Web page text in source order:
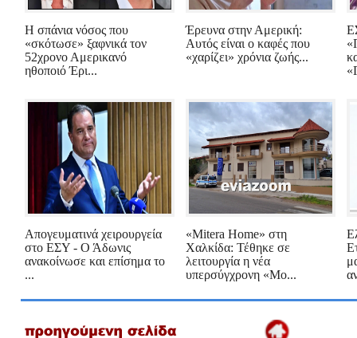
Η σπάνια νόσος που
«σκότωσε» ξαφνικά τον
52χρονο Αμερικανό
ηθοποιό Έρι...
Έρευνα στην Αμερική:
Αυτός είναι ο καφές που
«χαρίζει» χρόνια ζωής...
Απογευματινά χειρουργεία
στο ΕΣΥ - Ο Άδωνις
ανακοίνωσε και επίσημα το
...
«Mitera Home» στη
Χαλκίδα: Τέθηκε σε
λειτουργία η νέα
υπερσύγχρονη «Μο...